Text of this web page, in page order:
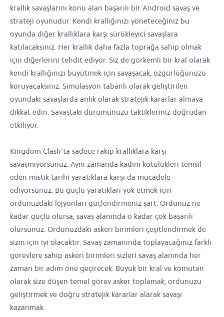
krallık savaşlarını konu alan başarılı bir Android savaş ve
strateji oyunudur. Kendi krallığınızı yöneteceğiniz bu
oyunda diğer krallıklara karşı sürükleyici savaşlara
katılacaksınız. Her krallık daha fazla toprağa sahip olmak
için diğerlerini tehdit ediyor. Siz de görkemli bir kral olarak
kendi krallığınızı büyütmek için savaşacak, özgürlüğünüzü
koruyacaksınız. Simülasyon tabanlı olarak geliştirilen
oyundaki savaşlarda anlık olarak stratejik kararlar almaya
dikkat edin. Savaştaki durumunuzu taktikleriniz doğrudan
etkiliyor.
Kingdom Clash'ta sadece rakip krallıklara karşı
savaşmıyorsunuz. Aynı zamanda kadim kötülükleri temsil
eden mistik tarihi yaratıklara karşı da mücadele
ediyorsunuz. Bu güçlü yaratıkları yok etmek için
ordunuzdaki lejyonları güçlendirmeniz şart. Ordunuz ne
kadar güçlü olursa, savaş alanında o kadar çok başarılı
olursunuz. Ordunuzdaki askeri birimleri çeşitlendirmek de
sizin için iyi olacaktır. Savaş zamanında toplayacağınız farklı
görevlere sahip askeri birimleri sizleri savaş alanında her
zaman bir adım öne geçirecek. Büyük bir kral ve komutan
olarak size düşen temel görev asker toplamak, ordunuzu
geliştirmek ve doğru stratejik kararlar alarak savaşı
kazanmak.